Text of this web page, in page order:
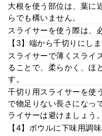
大根を使う部位は、葉に
らでも構いません。
スライサーを使う際は、
【3】端から千切りにしま
スライサーで薄くスライ
ることで、柔らかく、ほ
す。
千切り用スライサーを使
で物足りない長さになっ
ライサーは避けましょう。
【4】ボウルに下味用調